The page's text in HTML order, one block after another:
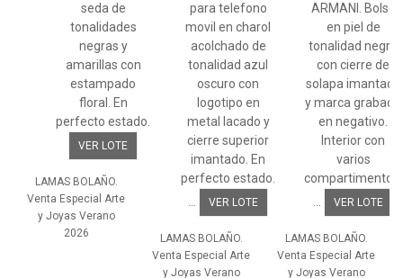
seda de
tonalidades
negras y
amarillas con
estampado
floral. En
perfecto estado.
VER LOTE
LAMAS BOLAÑO.
Venta Especial Arte
y Joyas Verano
2026
para telefono
movil en charol
acolchado de
tonalidad azul
oscuro con
logotipo en
metal lacado y
cierre superior
imantado. En
perfecto estado.
VER LOTE
LAMAS BOLAÑO.
Venta Especial Arte
y Joyas Verano
ARMANI. Bolso
en piel de
tonalidad negra
con cierre de
solapa imantada
y marca grabada
en negativo.
Interior con
varios
compartimentos.
VER LOTE
LAMAS BOLAÑO.
Venta Especial Arte
y Joyas Verano